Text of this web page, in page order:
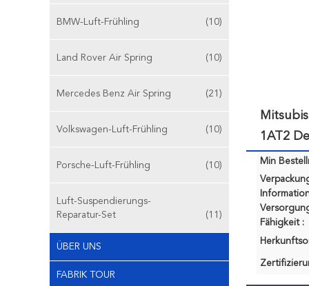
BMW-Luft-Frühling (10)
Land Rover Air Spring (10)
Mercedes Benz Air Spring (21)
Volkswagen-Luft-Frühling (10)
Porsche-Luft-Frühling (10)
Luft-Suspendierungs-
Reparatur-Set
(11)
ÜBER UNS
FABRIK TOUR
1AT2
Min
Fähigkeit :